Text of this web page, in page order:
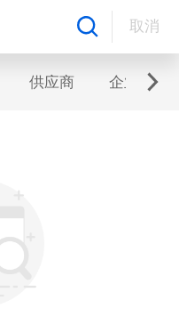
取消
供应商 企业